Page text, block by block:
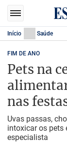
Início Saúde
FIM DE ANO
Pets na
nas
Uvas passas,
intoxicar os pets
especialista